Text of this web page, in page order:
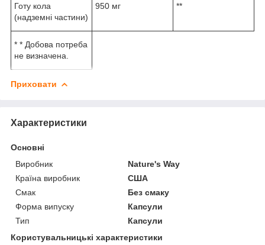
Готу кола
(надземні частини)
950 мг **
* * Добова потреба
не визначена.
Приховати
Характеристики
Основні
Виробник
Nature's Way
Країна виробник
США
Смак
Без смаку
Форма випуску
Капсули
Тип
Капсули
Користувальницькі характеристики